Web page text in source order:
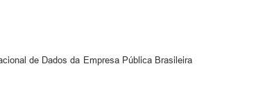
de Dados da Empresa Pública Brasileira